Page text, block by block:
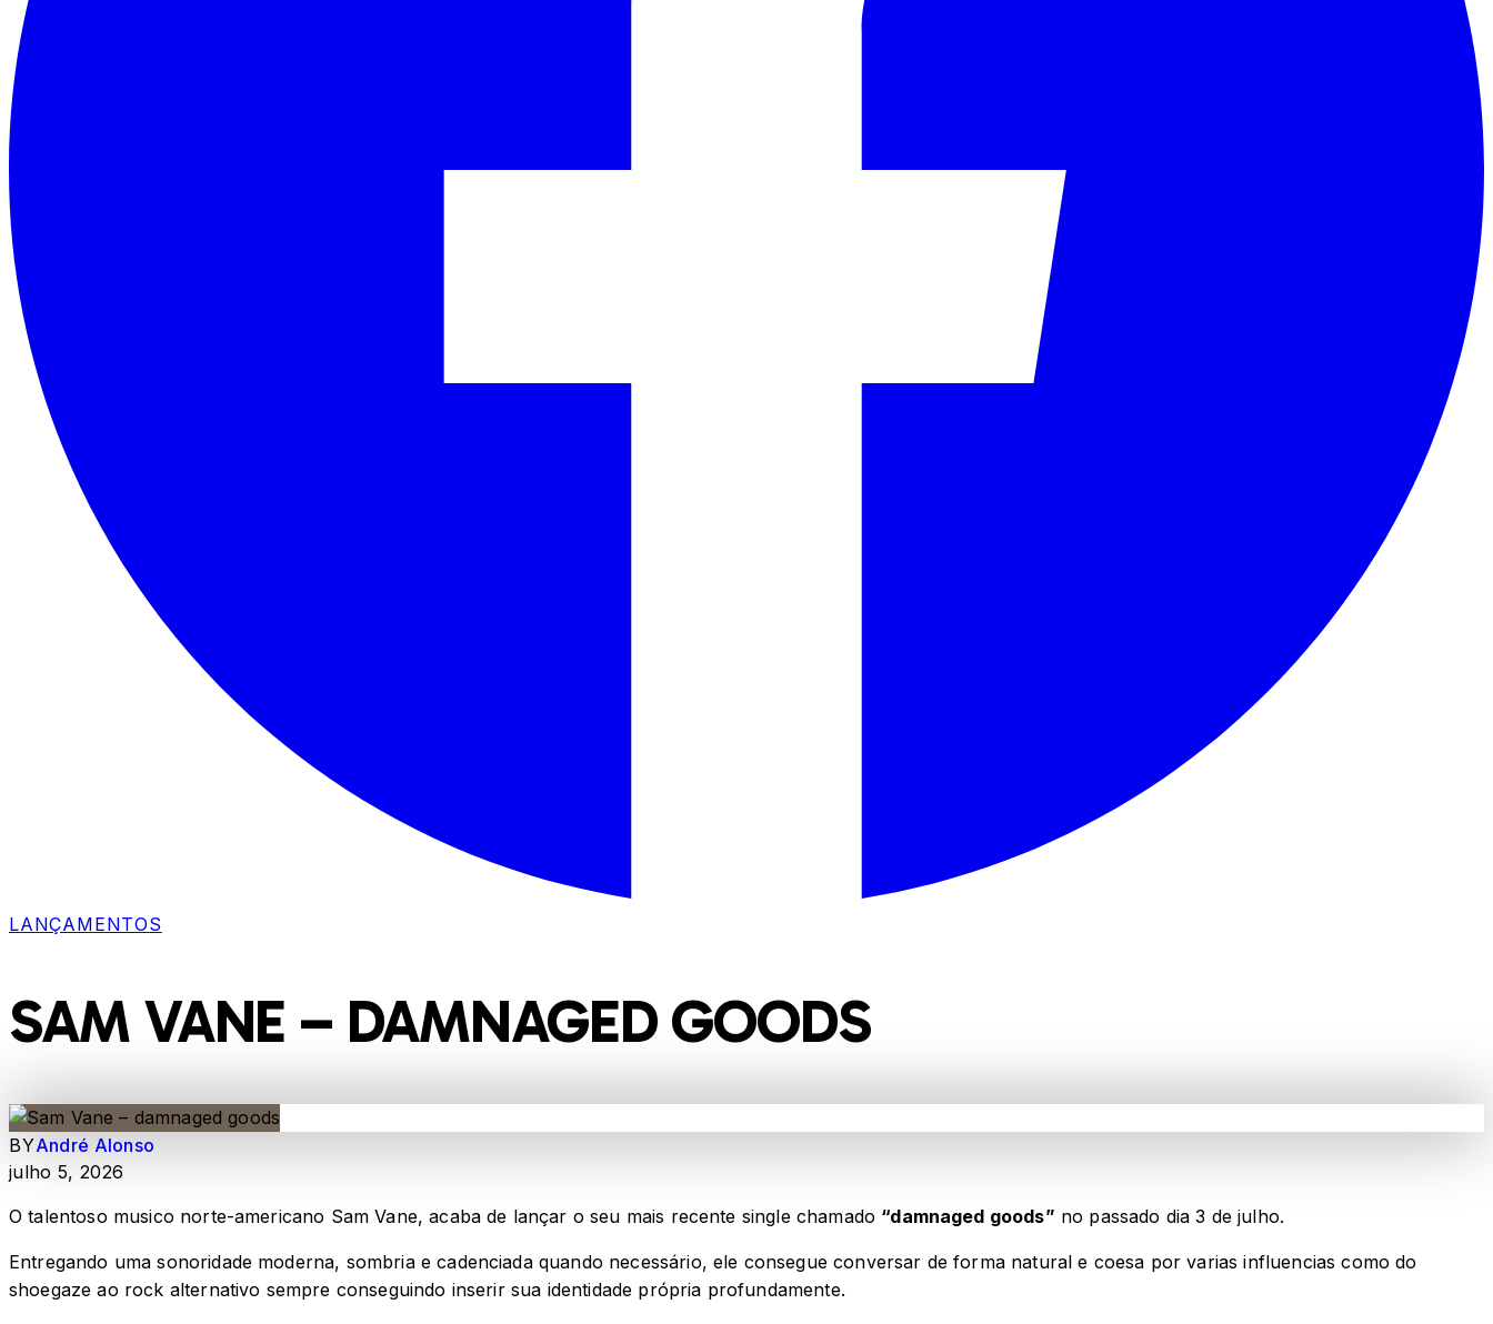
LANÇAMENTOS
SAM VANE – DAMNAGED GOODS
BYAndré Alonso
julho 5, 2026
O talentoso musico norte-americano Sam Vane, acaba de lançar o seu mais recente single chamado “damnaged goods” no passado dia 3 de julho.
Entregando uma sonoridade moderna, sombria e cadenciada quando necessário, ele consegue conversar de forma natural e coesa por varias influencias como do
shoegaze ao rock alternativo sempre conseguindo inserir sua identidade própria profundamente.